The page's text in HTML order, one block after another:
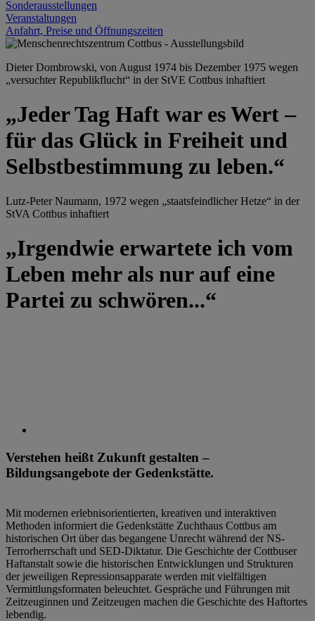
Sonderausstellungen
Veranstaltungen
Anfahrt, Preise und Öffnungszeiten
Dieter Dombrowski, von August 1974 bis Dezember 1975 wegen
„versuchter Republikflucht“ in der StVE Cottbus inhaftiert
„Jeder Tag Haft war es Wert –
für das Glück in Freiheit und
Selbstbestimmung zu leben.“
Lutz-Peter Naumann, 1972 wegen „staatsfeindlicher Hetze“ in der
StVA Cottbus inhaftiert
„Irgendwie erwartete ich vom
Leben mehr als nur auf eine
Partei zu schwören...“
Verstehen heißt Zukunft gestalten –
Bildungsangebote der Gedenkstätte.
Mit modernen erlebnisorientierten, kreativen und interaktiven
Methoden informiert die Gedenkstätte Zuchthaus Cottbus am
historischen Ort über das begangene Unrecht während der NS-
Terrorherrschaft und SED-Diktatur. Die Geschichte der Cottbuser
Haftanstalt sowie die historischen Entwicklungen und Strukturen
der jeweiligen Repressionsapparate werden mit vielfältigen
Vermittlungsformaten beleuchtet. Gespräche und Führungen mit
Zeitzeuginnen und Zeitzeugen machen die Geschichte des Haftortes
lebendig.